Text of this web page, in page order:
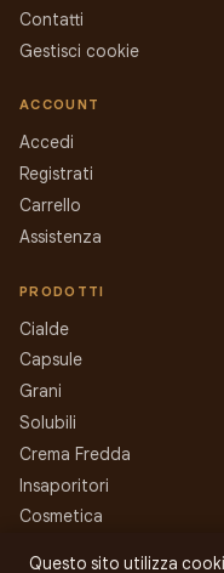
Contatti
Gestisci cookie
ACCOUNT
Accedi
Registrati
Carrello
Assistenza
PRODOTTI
Cialde
Capsule
Grani
Solubili
Crema Fredda
Insaporitori
Cosmetica
Questo sito utilizza